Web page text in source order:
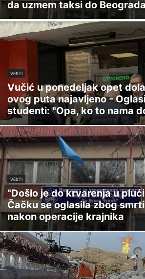
da uzmem taksi do
VESTI
Vučić u ponedeljak opet
ovog puta najavljeno -
studenti: "Opa, ko to nama
VESTI
"Došlo je do krvarenja u
Čačku se oglasila zbog
nakon operacije krajnika